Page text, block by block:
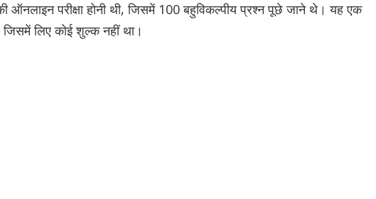
ऑनलाइन परीक्षा होनी थी, जिसमें 100 बहुविकल्पीय प्रश्न पूछे जाने थे। यह एक
जिसमें लिए कोई शुल्क नहीं था।